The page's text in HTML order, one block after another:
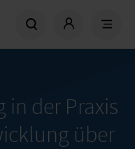
in der Praxis
über